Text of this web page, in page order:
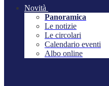
Novità
Panoramica
Le notizie
Le circolari
Calendario eventi
Albo online